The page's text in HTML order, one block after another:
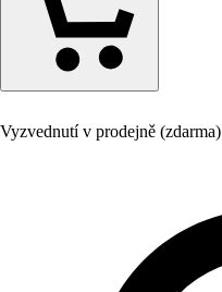
Vyzvednutí v prodejně (zdarma)